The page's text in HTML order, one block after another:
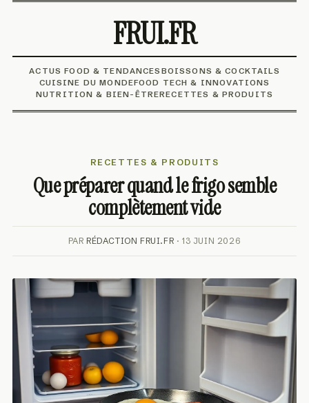
FRUI.FR
ACTUS FOOD & TENDANCES BOISSONS & COCKTAILS
CUISINE DU MONDEFOOD TECH & INNOVATIONS
NUTRITION & BIEN-ÊTRERECETTES & PRODUITS
RECETTES & PRODUITS
Que préparer quand le frigo semble
complètement vide
PAR RÉDACTION FRUI.FR · 13 JUIN 2026